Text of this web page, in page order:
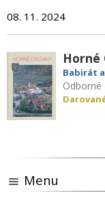
08. 11. 2024
Horné
Babirát
Odborné
Menu